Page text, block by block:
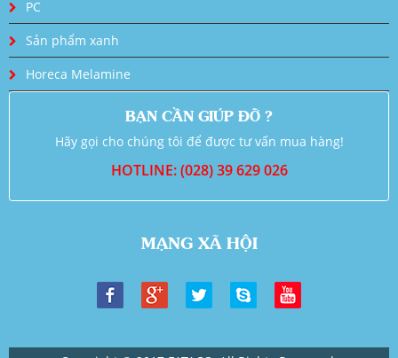
PC
Sản phẩm xanh
Horeca Melamine
BẠN CẦN GIÚP ĐỠ ?
Hãy gọi cho chúng tôi để được tư vấn mua hàng!
HOTLINE: (028) 39 629 026
MẠNG XÃ HỘI